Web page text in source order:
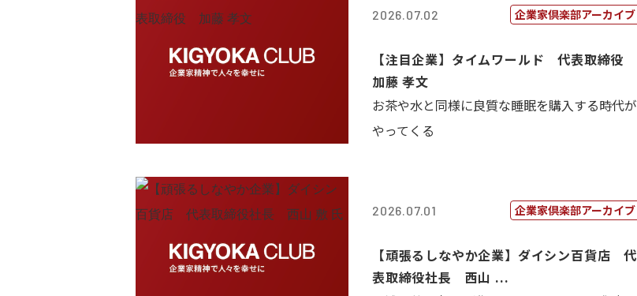
2026.07.02 企業家倶楽部アーカイブ
【注目企業】タイムワールド 代表取締役
加藤 孝文
お茶や水と同様に良質な睡眠を購入する時代が
やってくる
2026.07.01 企業家倶楽部アーカイブ
【頑張るしなやか企業】ダイシン百貨店 代
表取締役社長 西山 ...